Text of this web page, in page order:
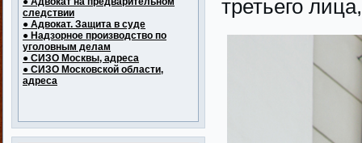
следствии
● Адвокат. Защита в суде
● Надзорное производство по
уголовным делам
● СИЗО Москвы, адреса
● СИЗО Московской области,
адреса
третьего